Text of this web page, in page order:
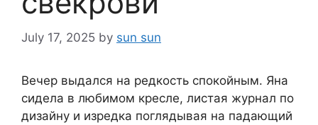
July 17, 2025 by sun sun
Вечер выдался на редкость спокойным. Яна
сидела в любимом кресле, листая журнал по
дизайну и изредка поглядывая на падающий